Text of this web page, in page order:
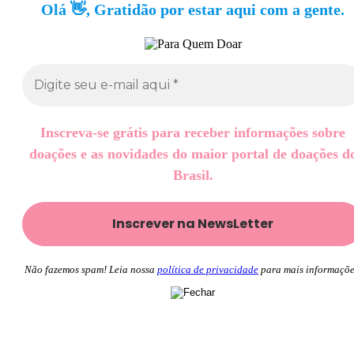
Olá 👋, Gratidão por estar aqui com a gente.
Inscreva-se grátis para receber informações sobre
doações e as novidades do maior portal de doações
Brasil.
Não fazemos spam! Leia nossa política de privacidade para mais